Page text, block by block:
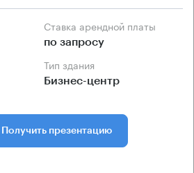
Ставка арендной платы
по запросу
Тип здания
Бизнес-центр
Получить презентацию